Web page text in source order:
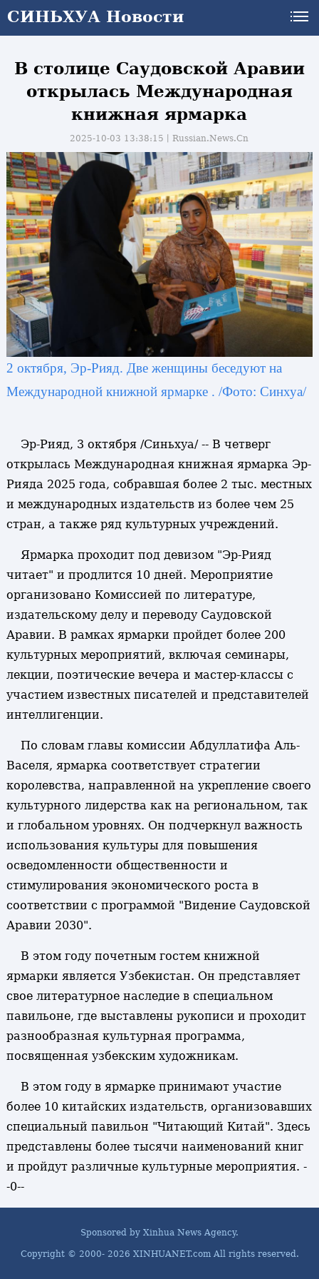
СИНЬХУА Новости
СИНЬХУА Новости
В столице Саудовской Аравии
открылась Международная
книжная ярмарка
2025-10-03 13:38:15丨Russian.News.Cn
2 октября, Эр-Рияд. Две женщины беседуют на
Международной книжной ярмарке . /Фото: Синхуа/
Эр-Рияд, 3 октября /Синьхуа/ -- В четверг
открылась Международная книжная ярмарка Эр-
Рияда 2025 года, собравшая более 2 тыс. местных
и международных издательств из более чем 25
стран, а также ряд культурных учреждений.
Ярмарка проходит под девизом "Эр-Рияд
читает" и продлится 10 дней. Мероприятие
организовано Комиссией по литературе,
издательскому делу и переводу Саудовской
Аравии. В рамках ярмарки пройдет более 200
культурных мероприятий, включая семинары,
лекции, поэтические вечера и мастер-классы с
участием известных писателей и представителей
интеллигенции.
По словам главы комиссии Абдуллатифа Аль-
Васеля, ярмарка соответствует стратегии
королевства, направленной на укрепление своего
культурного лидерства как на региональном, так
и глобальном уровнях. Он подчеркнул важность
использования культуры для повышения
осведомленности общественности и
стимулирования экономического роста в
соответствии с программой "Видение Саудовской
Аравии 2030".
В этом году почетным гостем книжной
ярмарки является Узбекистан. Он представляет
свое литературное наследие в специальном
павильоне, где выставлены рукописи и проходит
разнообразная культурная программа,
посвященная узбекским художникам.
В этом году в ярмарке принимают участие
более 10 китайских издательств, организовавших
специальный павильон "Читающий Китай". Здесь
представлены более тысячи наименований книг
и пройдут различные культурные мероприятия. -
-0--
Sponsored by Xinhua News Agency.
Copyright © 2000- 2026 XINHUANET.com All rights reserved.